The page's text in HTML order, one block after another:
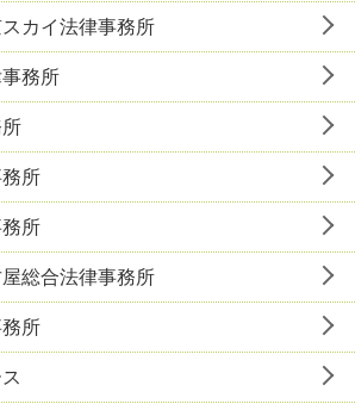
カイ法律事務所
務所
所
所
総合法律事務所
所